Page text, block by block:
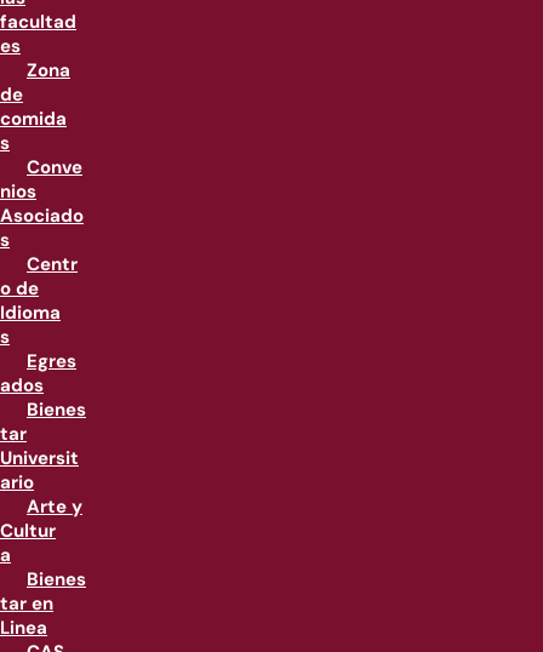
facultad
es
Zona
de
comida
s
Conve
nios
Asociado
s
Centr
o de
Idioma
s
Egres
ados
Bienes
tar
Universit
ario
Arte y
Cultur
a
Bienes
tar en
Linea